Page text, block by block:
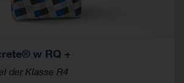
w RQ +
der Klasse R4